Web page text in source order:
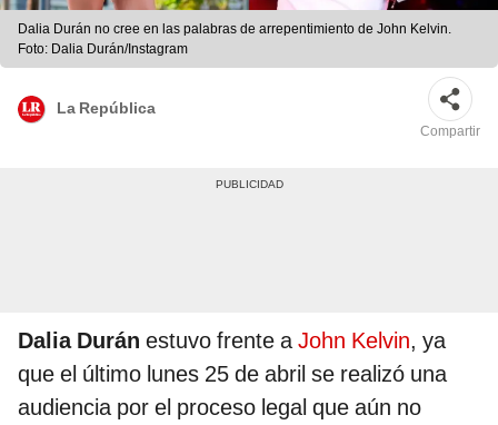
Dalia Durán no cree en las palabras de arrepentimiento de John Kelvin.
Foto: Dalia Durán/Instagram
La República
Compartir
Dalia Durán estuvo frente aJohn Kelvin, ya
que el último lunes 25 de abril se realizó una
audiencia por el proceso legal que aún no